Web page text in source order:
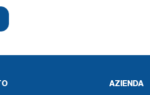
AZIENDA